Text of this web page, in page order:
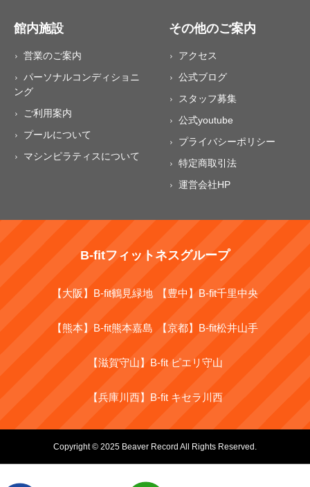
館内施設
営業のご案内
パーソナルコンディショニ
ング
ご利用案内
プールについて
マシンピラティスについて
その他のご案内
アクセス
公式ブログ
スタッフ募集
公式youtube
プライバシーポリシー
特定商取引法
運営会社HP
B-fitフィットネスグループ
【大阪】B-fit鶴見緑地 【豊中】B-fit千里中央
【熊本】B-fit熊本嘉島 【京都】B-fit松井山手
【滋賀守山】B-fit ピエリ守山
【兵庫川西】B-fit キセラ川西
Copyright © 2025 Beaver Record All Rights Reserved.